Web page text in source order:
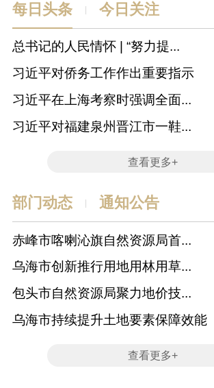
每日头条 | 今日关注
总书记的人民情怀 | “努力提...
习近平对侨务工作作出重要指示
习近平在上海考察时强调全面...
习近平对福建泉州晋江市一鞋...
查看更多+
部门动态 | 通知公告
赤峰市喀喇沁旗自然资源局首...
乌海市创新推行用地用林用草...
包头市自然资源局聚力地价技...
乌海市持续提升土地要素保障效能
查看更多+